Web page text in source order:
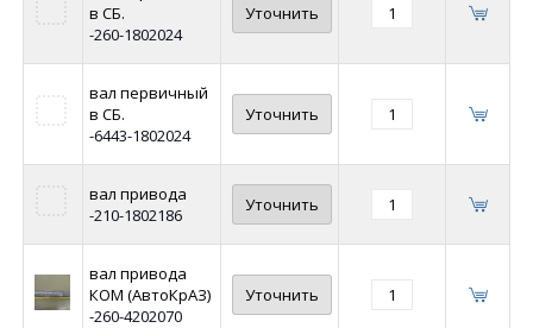
в СБ.
-260-1802024
Уточнить
вал первичный
в СБ.
-6443-1802024
Уточнить
вал привода
-210-1802186
Уточнить
вал привода
КОМ (АвтоКрАЗ)
-260-4202070
Уточнить